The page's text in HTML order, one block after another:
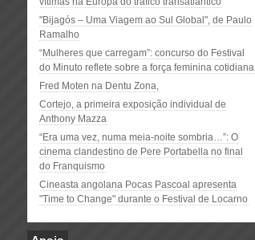
"Bijagós – Uma Viagem ao Sul Global", de Paulo
Ramalho
“Mulheres que carregam”: concurso do Festival
do Minuto reflete sobre a força feminina cotidiana
Fred Moten na Dentu Zona,
Cortejo, a primeira exposição individual de
Anthony Mazza
“Era uma vez, numa meia-noite sombria…”: O
cinema clandestino de Pere Portabella no final
do Franquismo
Cineasta angolana Pocas Pascoal apresenta
"Time to Change" durante o Festival de Locarno